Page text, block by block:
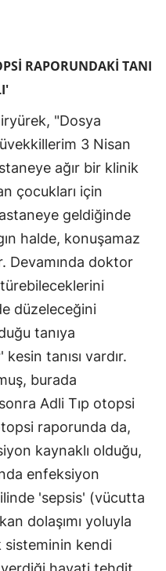
RAPORUNDAKİ TANI
"Dosya
3 Nisan
ağır bir klinik
çocukları için
geldiğinde
halde, konuşamaz
Devamında doktor
düzeleceğini
tanıya
tanısı vardır.
burada
Adli Tıp otopsi
raporunda da,
kaynaklı olduğu,
enfeksiyon
'sepsis' (vücutta
dolaşımı yoluyla
sisteminin kendi